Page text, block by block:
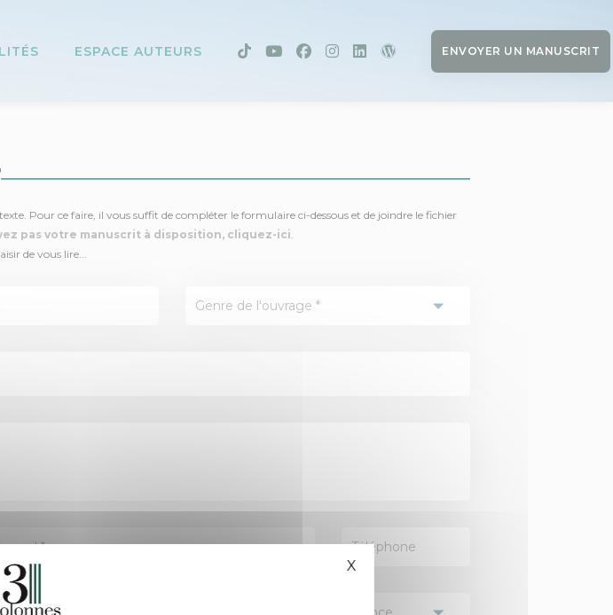
ESPACE AUTEURS ENVOYER UN MANUSCRIT
Pour ce faire, il vous suffit de compléter le formulaire ci-dessous et de joindre le fichier
pas votre manuscrit à disposition, cliquez-ici.
de vous lire...
X